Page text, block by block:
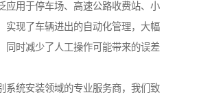
应用于停车场、高速公路收费站、小
实现了车辆进出的自动化管理，大幅
同时减少了人工操作可能带来的误差
系统安装领域的专业服务商，我们致